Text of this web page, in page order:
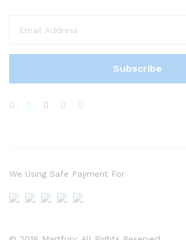
We Using Safe Payment For